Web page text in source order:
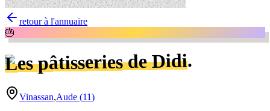
retour à l'annuaire
🎂
Les pâtisseries de Didi.
Vinassan,Aude (11)